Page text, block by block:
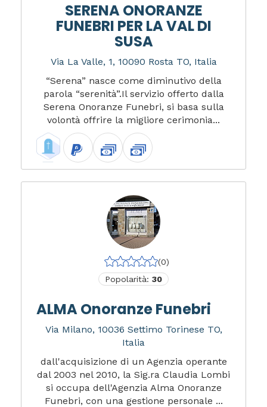
SERENA ONORANZE
FUNEBRI PER LA VAL DI
SUSA
Via La Valle, 1, 10090 Rosta TO, Italia
“Serena” nasce come diminutivo della
parola “serenità”.Il servizio offerto dalla
Serena Onoranze Funebri, si basa sulla
volontà offrire la migliore cerimonia...
(0)
Popolarità: 30
ALMA Onoranze Funebri
Via Milano, 10036 Settimo Torinese TO,
Italia
dall'acquisizione di un Agenzia operante
dal 2003 nel 2010, la Sig.ra Claudia Lombi
si occupa dell'Agenzia Alma Onoranze
Funebri, con una gestione personale ...